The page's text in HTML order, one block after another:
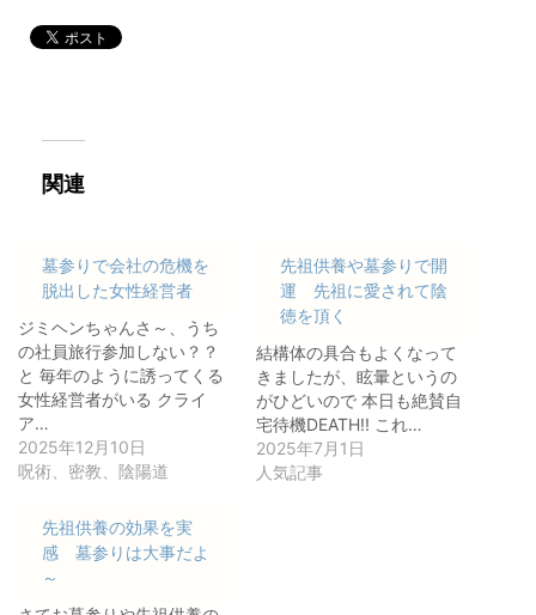
関連
墓参りで会社の危機を
脱出した女性経営者
ジミヘンちゃんさ～、うち
の社員旅行参加しない？？
と 毎年のように誘ってくる
女性経営者がいる クライ
ア…
2025年12月10日
呪術、密教、陰陽道
先祖供養や墓参りで開
運 先祖に愛されて陰
徳を頂く
結構体の具合もよくなって
きましたが、眩暈というの
がひどいので 本日も絶賛自
宅待機DEATH!! これ…
2025年7月1日
人気記事
先祖供養の効果を実
感 墓参りは大事だよ
～